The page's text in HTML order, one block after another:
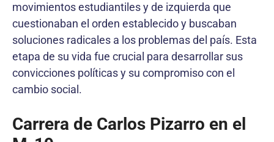
movimientos estudiantiles y de izquierda que
cuestionaban el orden establecido y buscaban
soluciones radicales a los problemas del país. Esta
etapa de su vida fue crucial para desarrollar sus
convicciones políticas y su compromiso con el
cambio social.
Carrera de Carlos Pizarro en el